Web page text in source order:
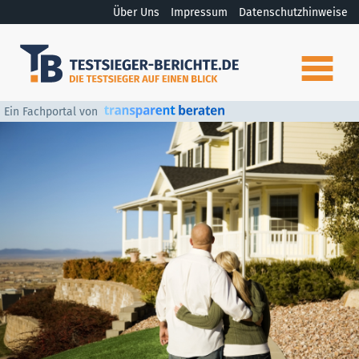
Über Uns Impressum Datenschutzhinweise
Ein Fachportal von